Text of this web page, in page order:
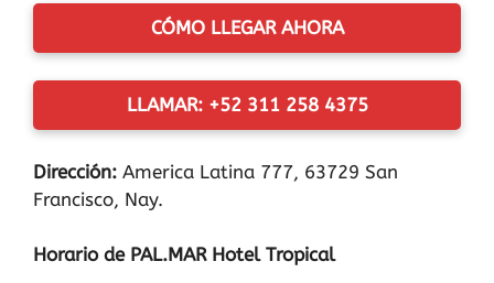
CÓMO LLEGAR AHORA
LLAMAR: +52 311 258 4375
Dirección: America Latina 777, 63729 San
Francisco, Nay.
Horario de PAL.MAR Hotel Tropical